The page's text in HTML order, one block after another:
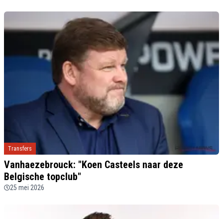
Transfers
Vanhaezebrouck: "Koen Casteels naar deze
Belgische topclub"
25 mei 2026